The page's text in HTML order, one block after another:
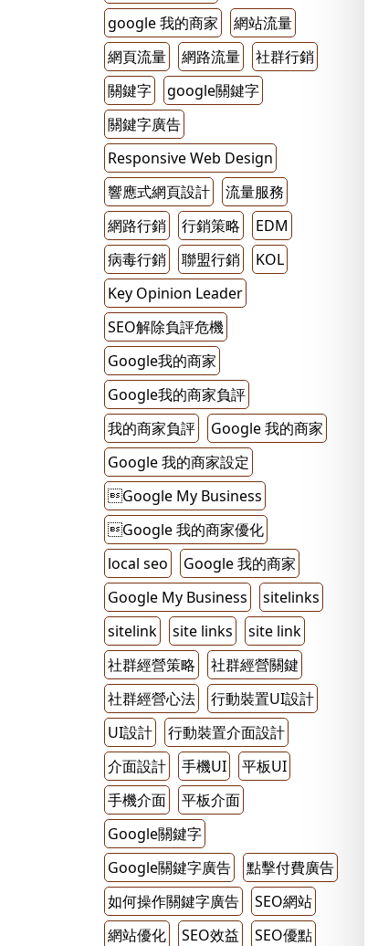
google 我的商家
網站流量
網頁流量
網路流量
社群行銷
關鍵字
google關鍵字
關鍵字廣告
Responsive Web Design
響應式網頁設計
流量服務
網路行銷
行銷策略
EDM
病毒行銷
聯盟行銷
KOL
Key Opinion Leader
SEO解除負評危機
Google我的商家
Google我的商家負評
我的商家負評
Google 我的商家
Google 我的商家設定
Google My Business
Google 我的商家優化
local seo
Google 我的商家
Google My Business
sitelinks
sitelink
site links
site link
社群經營策略
社群經營關鍵
社群經營心法
行動裝置UI設計
UI設計
行動裝置介面設計
介面設計
手機UI
平板UI
手機介面
平板介面
Google關鍵字
Google關鍵字廣告
點擊付費廣告
如何操作關鍵字廣告
SEO網站
網站優化
SEO效益
SEO優點